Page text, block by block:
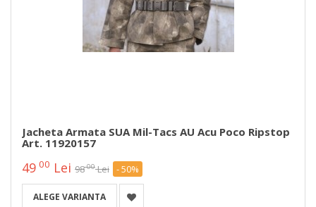
Jacheta Armata SUA Mil-Tacs AU Acu Poco Ripstop
Art. 11920157
49 00 Lei 9800 Lei - 50%
ALEGE VARIANTA